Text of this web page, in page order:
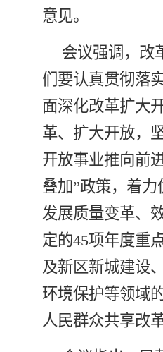
意见。
会议强调，改
们要认真贯彻落
面深化改革扩大
革、扩大开放，
开放事业推向前
叠加”政策，着
发展质量变革、
定的45项年度重
及新区新城建设、
环境保护等领域
人民群众共享改